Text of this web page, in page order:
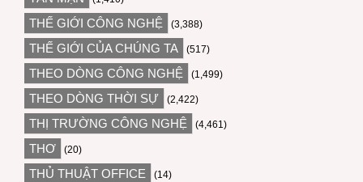
THẾ GIỚI CÔNG NGHỆ (3,388)
THẾ GIỚI CỦA CHÚNG TA (517)
THEO DÒNG CÔNG NGHỆ (1,499)
THEO DÒNG THỜI SỰ (2,422)
THỊ TRƯỜNG CÔNG NGHỆ (4,461)
THƠ (20)
THỦ THUẬT OFFICE (14)